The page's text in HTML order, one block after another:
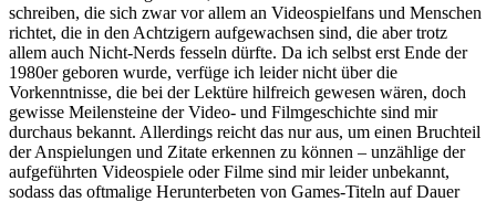
schreiben, die sich zwar vor allem an Videospielfans und Menschen
richtet, die in den Achtzigern aufgewachsen sind, die aber trotz
allem auch Nicht-Nerds fesseln dürfte. Da ich selbst erst Ende der
1980er geboren wurde, verfüge ich leider nicht über die
Vorkenntnisse, die bei der Lektüre hilfreich gewesen wären, doch
gewisse Meilensteine der Video- und Filmgeschichte sind mir
durchaus bekannt. Allerdings reicht das nur aus, um einen Bruchteil
der Anspielungen und Zitate erkennen zu können – unzählige der
aufgeführten Videospiele oder Filme sind mir leider unbekannt,
sodass das oftmalige Herunterbeten von Games-Titeln auf Dauer